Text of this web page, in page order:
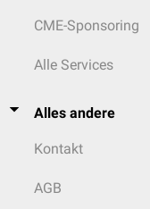
CME-Sponsoring
Alle Services
Alles andere
Kontakt
AGB